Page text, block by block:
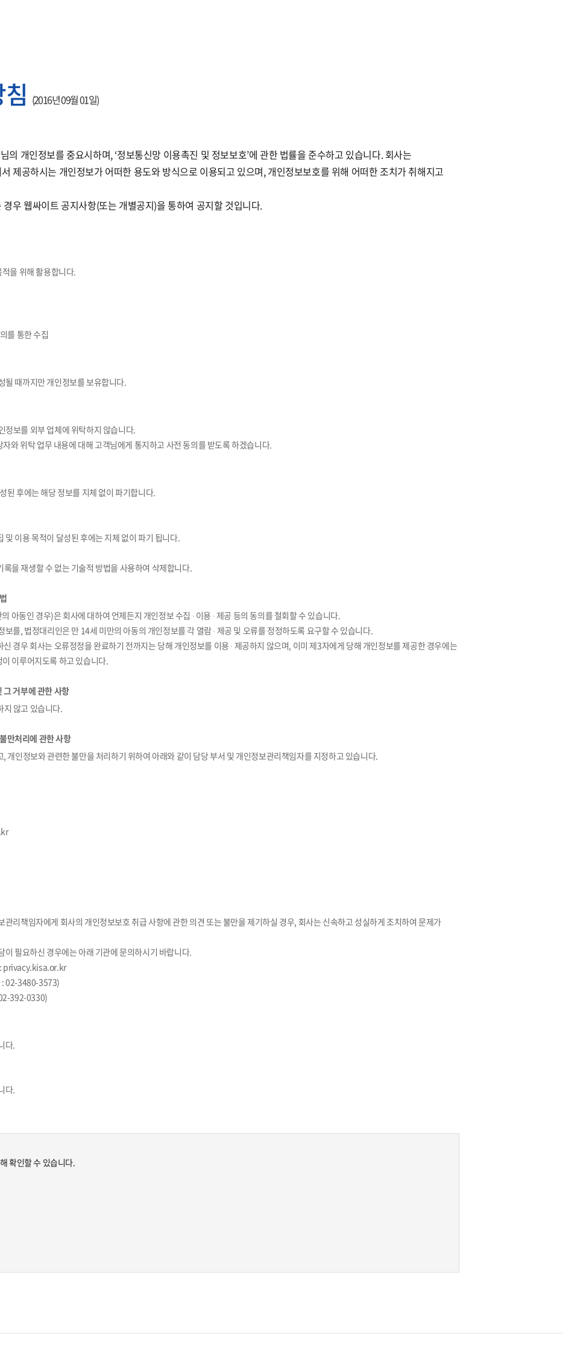
(2016년 09월 01일)
님의 개인정보를 중요시하며, ‘정보통신망 이용촉진 및 정보보호’에 관한 법률을 준수하고 있습니다. 회사는
제공하시는 개인정보가 어떠한 용도와 방식으로 이용되고 있으며, 개인정보보호를 위해 어떠한 조치가 취해지고
우 웹싸이트 공지사항(또는 개별공지)을 통하여 공지할 것입니다.
적을 위해 활용합니다.
를 통한 수집
될 때까지만 개인정보를 보유합니다.
정보를 외부 업체에 위탁하지 않습니다.
와 위탁 업무 내용에 대해 고객님에게 통지하고 사전 동의를 받도록 하겠습니다.
된 후에는 해당 정보를 지체 없이 파기합니다.
이용 목적이 달성된 후에는 지체 없이 파기 됩니다.
을 재생할 수 없는 기술적 방법을 사용하여 삭제합니다.
아동인 경우)은 회사에 대하여 언제든지 개인정보 수집 ∙ 이용 ∙ 제공 등의 동의를 철회할 수 있습니다.
를, 법정대리인은 만 14세 미만의 아동의 개인정보를 각 열람 ∙ 제공 및 오류를 정정하도록 요구할 수 있습니다.
경우 회사는 오류정정을 완료하기 전까지는 당해 개인정보를 이용 ∙ 제공하지 않으며, 이미 제3자에게 당해 개인정보를 제공한 경우에는
이루어지도록 하고 있습니다.
거부에 관한 사항
지 않고 있습니다.
만처리에 관한 사항
개인정보와 관련한 불만을 처리하기 위하여 아래와 같이 담당 부서 및 개인정보관리책임자를 지정하고 있습니다.
리책임자에게 회사의 개인정보보호 취급 사항에 관한 의견 또는 불만을 제기하실 경우, 회사는 신속하고 성실하게 조치하여 문제가
필요하신 경우에는 아래 기관에 문의하시기 바랍니다.
privacy.kisa.or.kr
: 02-3480-3573)
392-0330)
다.
다.
확인할 수 있습니다.